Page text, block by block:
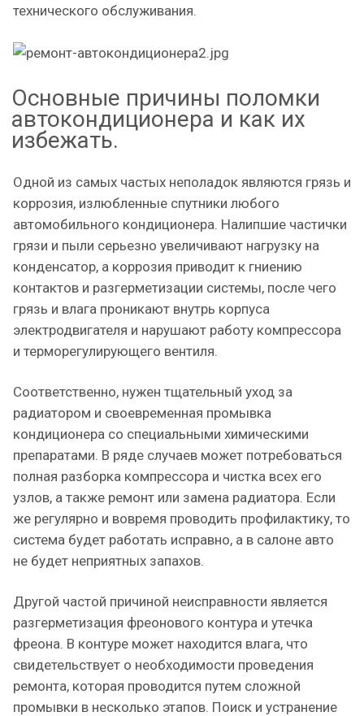
технического обслуживания.
Основные причины поломки
автокондиционера и как их
избежать.
Одной из самых частых неполадок являются грязь и
коррозия, излюбленные спутники любого
автомобильного кондиционера. Налипшие частички
грязи и пыли серьезно увеличивают нагрузку на
конденсатор, а коррозия приводит к гниению
контактов и разгерметизации системы, после чего
грязь и влага проникают внутрь корпуса
электродвигателя и нарушают работу компрессора
и терморегулирующего вентиля.
Соответственно, нужен тщательный уход за
радиатором и своевременная промывка
кондиционера со специальными химическими
препаратами. В ряде случаев может потребоваться
полная разборка компрессора и чистка всех его
узлов, а также ремонт или замена радиатора. Если
же регулярно и вовремя проводить профилактику, то
система будет работать исправно, а в салоне авто
не будет неприятных запахов.
Другой частой причиной неисправности является
разгерметизация фреонового контура и утечка
фреона. В контуре может находится влага, что
свидетельствует о необходимости проведения
ремонта, которая проводится путем сложной
промывки в несколько этапов. Поиск и устранение